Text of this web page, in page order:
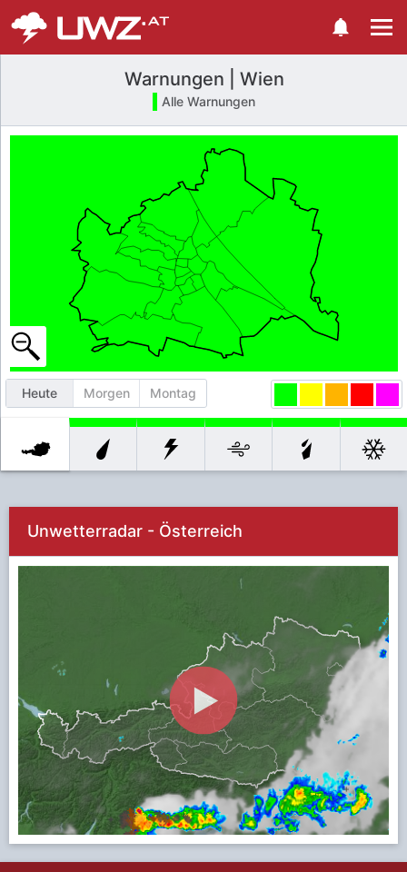
Warnungen | Wien
Alle Warnungen
Heute Morgen Montag
Warnungen
Gewitter
und Hagel
Gefrierend
er Regen
Schneefall
Unwetterradar - Österreich